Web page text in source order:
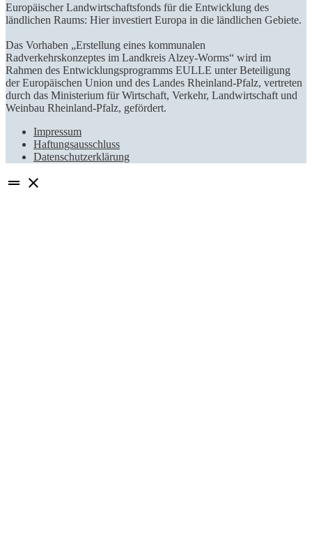
Europäischer Landwirtschaftsfonds für die Entwicklung des
ländlichen Raums: Hier investiert Europa in die ländlichen Gebiete.
Das Vorhaben „Erstellung eines kommunalen
Radverkehrskonzeptes im Landkreis Alzey-Worms“ wird im
Rahmen des Entwicklungsprogramms EULLE unter Beteiligung
der Europäischen Union und des Landes Rheinland-Pfalz, vertreten
durch das Ministerium für Wirtschaft, Verkehr, Landwirtschaft und
Weinbau Rheinland-Pfalz, gefördert.
Impressum
Haftungsausschluss
Datenschutzerklärung
drag_handle close